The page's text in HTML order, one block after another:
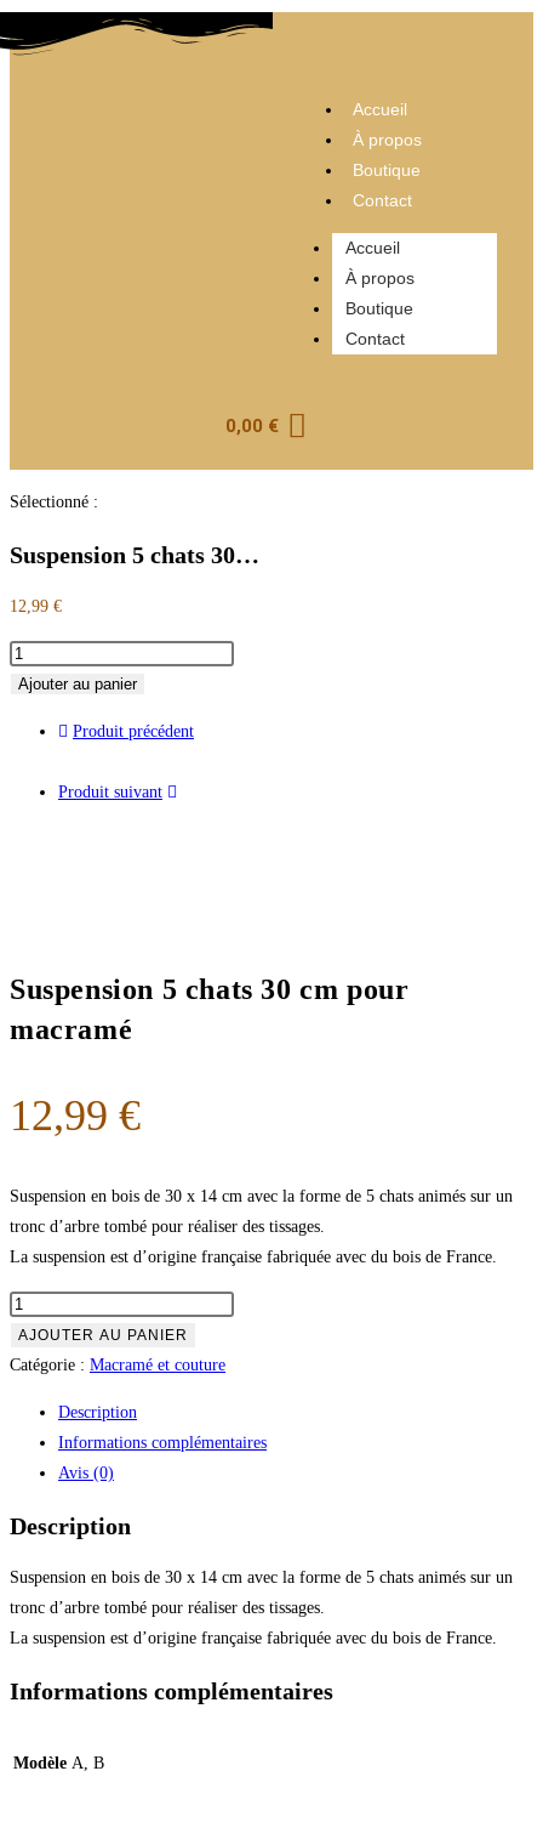
Accueil
À propos
Boutique
Contact
Accueil
À propos
Boutique
Contact
0,00 €
Sélectionné :
Suspension 5 chats 30…
12,99 €
Ajouter au panier
Produit précédent
Produit suivant
Suspension 5 chats 30 cm pour
macramé
12,99 €
Suspension en bois de 30 x 14 cm avec la forme de 5 chats animés sur un
tronc d’arbre tombé pour réaliser des tissages.
La suspension est d’origine française fabriquée avec du bois de France.
AJOUTER AU PANIER
Catégorie : Macramé et couture
Description
Informations complémentaires
Avis (0)
Description
Suspension en bois de 30 x 14 cm avec la forme de 5 chats animés sur un
tronc d’arbre tombé pour réaliser des tissages.
La suspension est d’origine française fabriquée avec du bois de France.
Informations complémentaires
Modèle A, B